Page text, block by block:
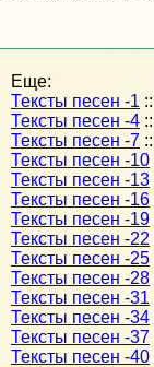
Еще:
Тексты песен -1 ::
Тексты песен -4 ::
Тексты песен -7 ::
Тексты песен -10
Тексты песен -13
Тексты песен -16
Тексты песен -19
Тексты песен -22
Тексты песен -25
Тексты песен -28
Тексты песен -31
Тексты песен -34
Тексты песен -37
Тексты песен -40